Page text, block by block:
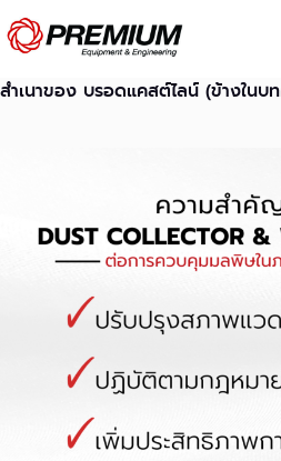
Skip
to
content
สำเนาของ บรอดแคสต์ไลน์ (ข้างในบ